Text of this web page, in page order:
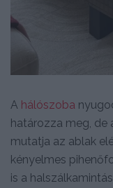
A hálószoba
határozza meg, de
mutatja az ablak
kényelmes
is a